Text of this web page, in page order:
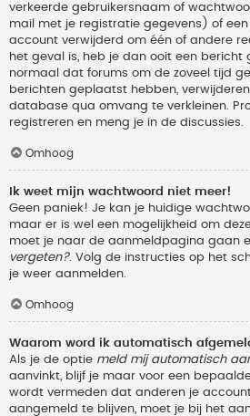
verkeerde gebruikersnaam of
mail met je registratie gegevens) of
account verwijderd om één of andere
het geval is, heb je dan ooit een bericht
normaal dat forums om de zoveel tijd
berichten geplaatst hebben,
database qua omvang te verkleinen.
registreren en meng je in de discussies.
Omhoog
Ik weet mijn wachtwoord niet meer!
Geen paniek! Je kan je huidige
maar er is wel een mogelijkheid om
moet je naar de aanmeldpagina gaan
vergeten?. Volg de instructies op het
je weer aanmelden.
Omhoog
Waarom word ik automatisch
Als je de optie meld mij automatisch
aanvinkt, blijf je maar voor een
wordt vermeden dat anderen je
aangemeld te blijven, moet je bij het